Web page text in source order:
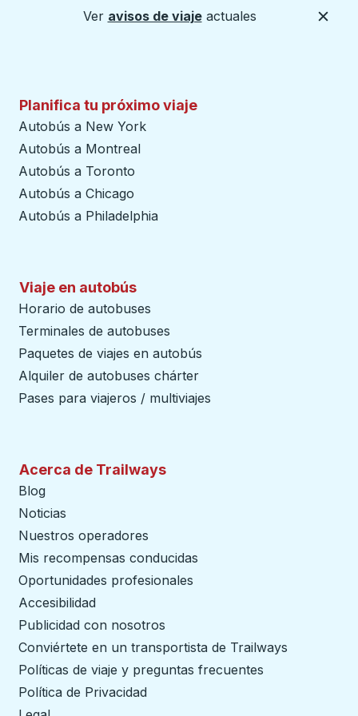
Ver avisos de viajeactuales
Planifica tu próximo viaje
Autobús a New York
Autobús a Montreal
Autobús a Toronto
Autobús a Chicago
Autobús a Philadelphia
Viaje en autobús
Horario de autobuses
Terminales de autobuses
Paquetes de viajes en autobús
Alquiler de autobuses chárter
Pases para viajeros / multiviajes
Acerca de Trailways
Blog
Noticias
Nuestros operadores
Mis recompensas conducidas
Oportunidades profesionales
Accesibilidad
Publicidad con nosotros
Conviértete en un transportista de Trailways
Políticas de viaje y preguntas frecuentes
Política de Privacidad